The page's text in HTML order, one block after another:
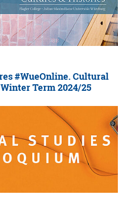
#WueOnline. Cultural
Term 2024/25